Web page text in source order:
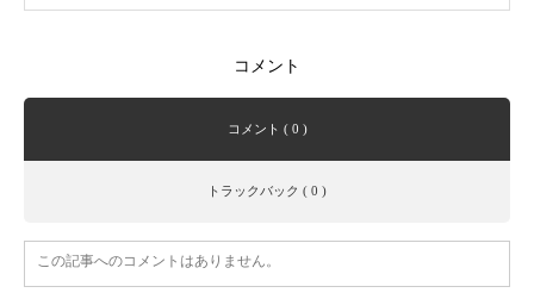
コメント
コメント ( 0 )
トラックバック ( 0 )
この記事へのコメントはありません。